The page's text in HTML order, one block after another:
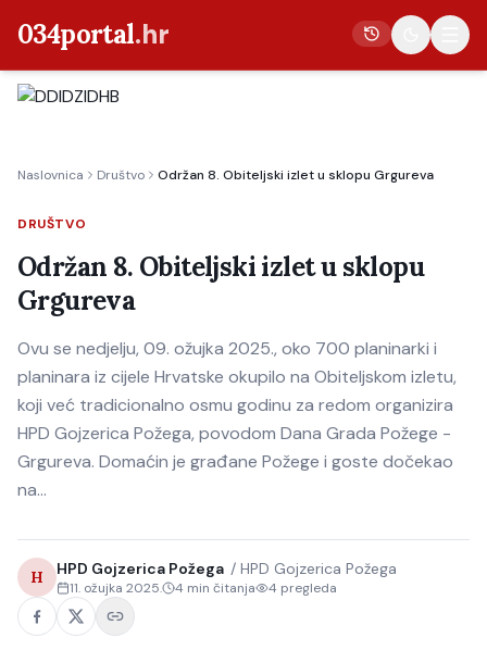
034portal.hr
Crna kronika
Poljoprivreda
Politika
Gospodarstvo
Kultura
Sport
Naslovnica Društvo Održan 8. Obiteljski izlet u sklopu Grgureva
DRUŠTVO
Održan 8. Obiteljski izlet u sklopu
Grgureva
Ovu se nedjelju, 09. ožujka 2025., oko 700 planinarki i
planinara iz cijele Hrvatske okupilo na Obiteljskom izletu,
koji već tradicionalno osmu godinu za redom organizira
HPD Gojzerica Požega, povodom Dana Grada Požege -
Grgureva. Domaćin je građane Požege i goste dočekao
na…
H HPD Gojzerica Požega / HPD Gojzerica Požega
11. ožujka 2025. 4 min čitanja 4 pregleda